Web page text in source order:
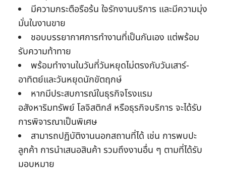
มีความกระตือรือร้น ใจรักงานบริการ และมีความมุ่ง
มั่นในงานขาย
ชอบบรรยากาศการทำงานที่เป็นกันเอง แต่พร้อม
รับความท้าทาย
พร้อมทำงานในวันที่วันหยุดไม่ตรงกับวันเสาร์-
อาทิตย์และวันหยุดนักขัตฤกษ์
หากมีประสบการณ์ในธุรกิจโรงแรม
อสังหาริมทรัพย์ โลจิสติกส์ หรือธุรกิจบริการ จะได้รับ
การพิจารณาเป็นพิเศษ
สามารถปฏิบัติงานนอกสถานที่ได้ เช่น การพบปะ
ลูกค้า การนำเสนอสินค้า รวมถึงงานอื่น ๆ ตามที่ได้รับ
มอบหมาย